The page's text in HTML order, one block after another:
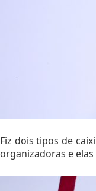
Fiz dois tipos de
organizadoras e